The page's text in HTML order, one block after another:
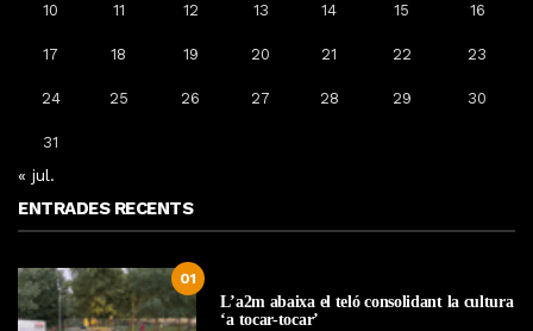
10 11 12 13 14 15 16
17 18 19 20 21 22 23
24 25 26 27 28 29 30
31
« jul.
ENTRADES RECENTS
01
L’a2m abaixa el teló consolidant la cultura
‘a tocar-tocar’